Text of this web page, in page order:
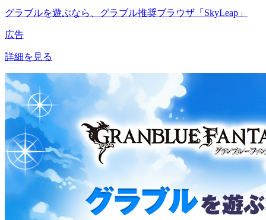
グラブルを遊ぶなら、グラブル推奨ブラウザ「SkyLeap」
広告
詳細を見る